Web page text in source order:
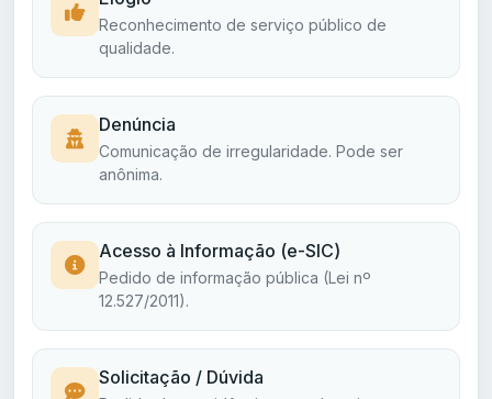
Reconhecimento de serviço público de
qualidade.
Denúncia
Comunicação de irregularidade. Pode ser
anônima.
Acesso à Informação (e-SIC)
Pedido de informação pública (Lei nº
12.527/2011).
Solicitação / Dúvida